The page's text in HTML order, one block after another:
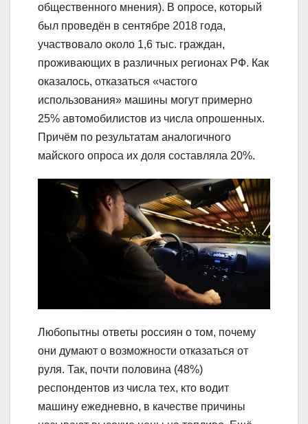
общественного мнения). В опросе, который
был проведён в сентябре 2018 года,
участвовало около 1,6 тыс. граждан,
проживающих в различных регионах РФ. Как
оказалось, отказаться «частого
использования» машины могут примерно
25% автомобилистов из числа опрошенных.
Причём по результатам аналогичного
майского опроса их доля составляла 20%.
Любопытны ответы россиян о том, почему
они думают о возможности отказаться от
руля. Так, почти половина (48%)
респондентов из числа тех, кто водит
машину ежедневно, в качестве причины